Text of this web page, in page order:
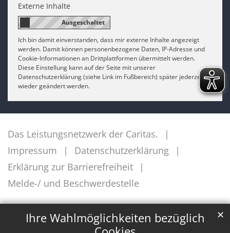
Ihre Wahlmöglichkeiten bezüglich
✕
Externe Inhalte
Ich bin damit einverstanden, dass mir externe Inhalte angezeigt
werden. Damit können personenbezogene Daten, IP-Adresse und
Cookie-Informationen an Drittplattformen übermittelt werden.
Diese Einstellung kann auf der Seite mit unserer
Datenschutzerklärung (siehe Link im Fußbereich) später jederzeit
wieder geändert werden.
Das Leistungsnetzwerk der Caritas.
Impressum
Datenschutzerklärung
Erklärung zur Barrierefreiheit
Melde-/ und Beschwerdestelle